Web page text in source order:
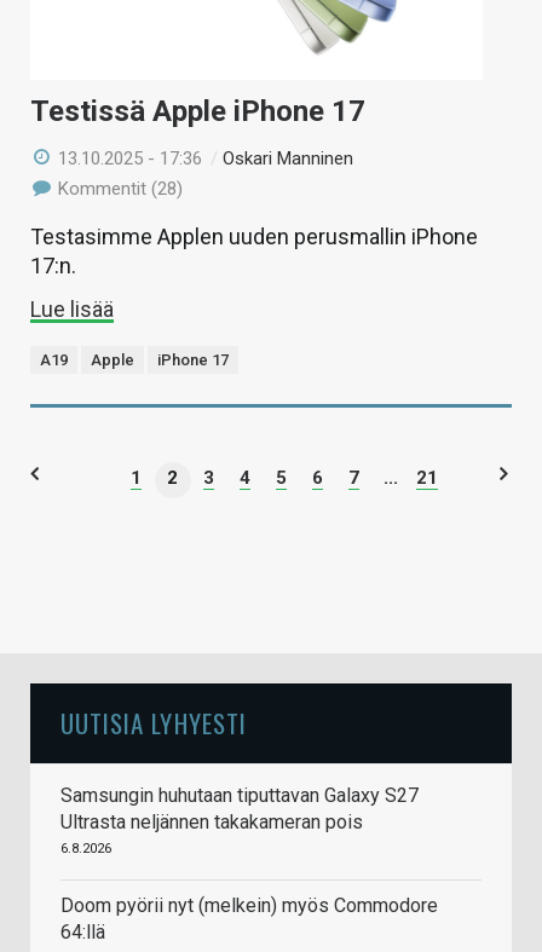
Testissä Apple iPhone 17
13.10.2025 - 17:36 /Oskari Manninen
Kommentit (28)
Testasimme Applen uuden perusmallin iPhone
17:n.
Lue lisää
A19 Apple iPhone 17
1 2 3 4 5 6 7 ... 21
UUTISIA LYHYESTI
Samsungin huhutaan tiputtavan Galaxy S27
Ultrasta neljännen takakameran pois
6.8.2026
Doom pyörii nyt (melkein) myös Commodore
64:llä